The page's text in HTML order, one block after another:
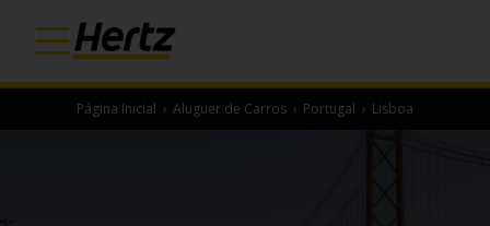
Página Inicial › Aluguer de Carros › Portugal › Lisboa